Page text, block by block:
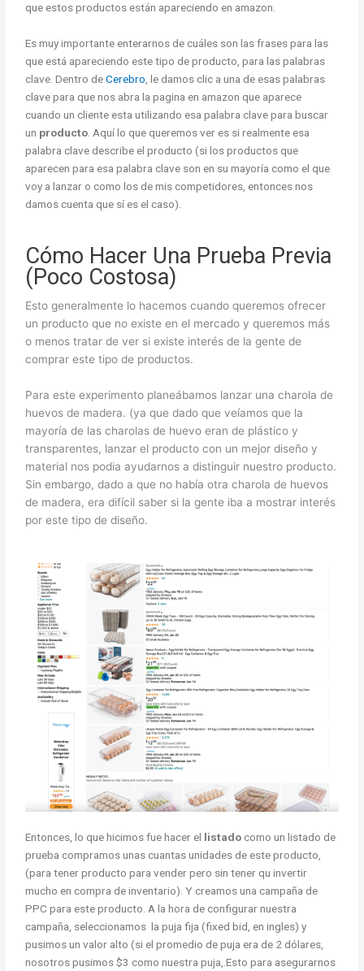
que estos productos están apareciendo en amazon.
Es muy importante enterarnos de cuáles son las frases para las
que está apareciendo este tipo de producto, para las palabras
clave. Dentro deCerebro , le damos clic a una de esas palabras
clave para que nos abra la pagina en amazon que aparece
cuando un cliente esta utilizando esa palabra clave para buscar
un producto . Aquí lo que queremos ver es si realmente esa
palabra clave describe el producto (si los productos que
aparecen para esa palabra clave son en su mayoría como el que
voy a lanzar o como los de mis competidores, entonces nos
damos cuenta que sí es el caso).
Cómo Hacer Una Prueba Previa
(Poco Costosa)
Esto generalmente lo hacemos cuando queremos ofrecer
un producto que no existe en el mercado y queremos más
o menos tratar de ver si existe interés de la gente de
comprar este tipo de productos.
Para este experimento planeábamos lanzar una charola de
huevos de madera. (ya que dado que veíamos que la
mayoría de las charolas de huevo eran de plástico y
transparentes, lanzar el producto con un mejor diseño y
material nos podia ayudarnos a distinguir nuestro producto.
Sin embargo, dado a que no había otra charola de huevos
de madera, era difícil saber si la gente iba a mostrar interés
por este tipo de diseño.
Entonces, lo que hicimos fue hacer el listadocomo un listado de
prueba compramos unas cuantas unidades de este producto,
(para tener producto para vender pero sin tener qu invertir
mucho en compra de inventario).Y creamos una campaña de
PPC para este producto. A la hora de configurar nuestra
campaña, seleccionamos la puja fija (fixed bid, en ingles) y
pusimos un valor alto (si el promedio de puja era de 2 dólares,
nosotros pusimos $3 como nuestra puja,.Esto para asegurarnos